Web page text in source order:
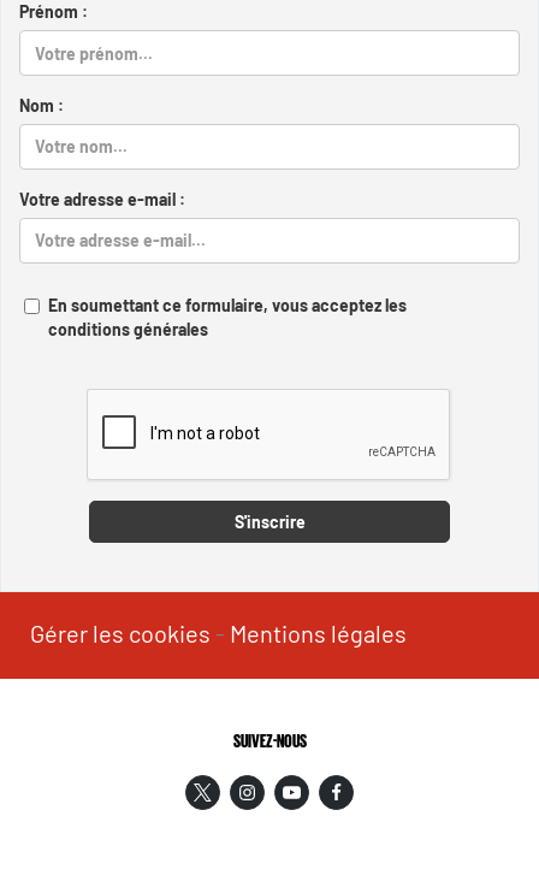
Prénom :
Nom :
Votre adresse e-mail :
En soumettant ce formulaire, vous acceptez les
conditions générales
S'inscrire
Gérer les cookies - Mentions légales
SUIVEZ-NOUS